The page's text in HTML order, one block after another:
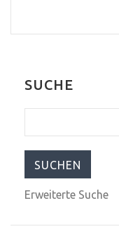
SUCHE
Erweiterte Suche